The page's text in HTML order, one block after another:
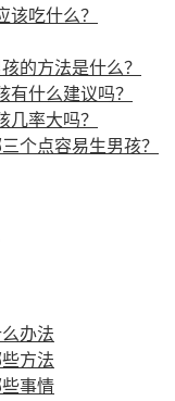
吃什么？
的方法是什么？
什么建议吗？
率大吗？
个点容易生男孩？
办法
方法
事情